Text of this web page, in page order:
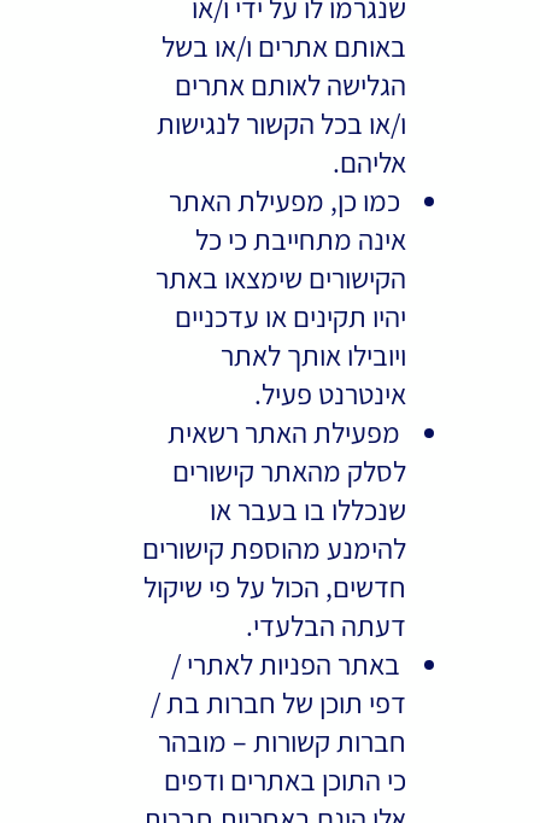
שנגרמו לו על ידי ו/או
באותם אתרים ו/או בשל
הגלישה לאותם אתרים
ו/או בכל הקשור לנגישות
אליהם.
כמו כן, מפעילת האתר
אינה מתחייבת כי כל
הקישורים שימצאו באתר
יהיו תקינים או עדכניים
ויובילו אותך לאתר
אינטרנט פעיל.
מפעילת האתר רשאית
לסלק מהאתר קישורים
שנכללו בו בעבר או
להימנע מהוספת קישורים
חדשים, הכול על פי שיקול
דעתה הבלעדי.
באתר הפניות לאתרי /
דפי תוכן של חברות בת /
חברות קשורות – מובהר
כי התוכן באתרים ודפים